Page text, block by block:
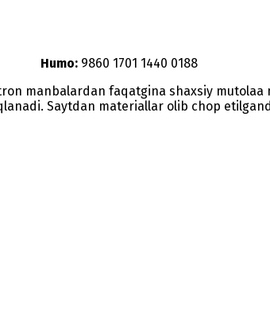
Humo: 9860 1701 1440 0188
manbalardan faqatgina shaxsiy
Saytdan materiallar olib chop